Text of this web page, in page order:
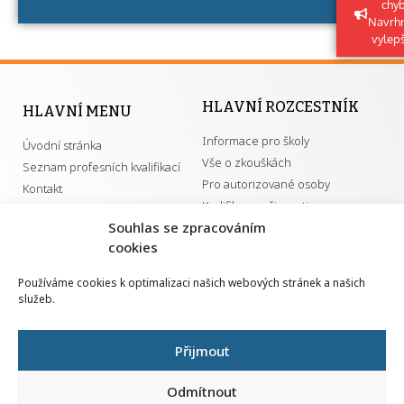
Souhlas se zpracováním
cookies
Používáme cookies k optimalizaci našich webových stránek a našich
služeb.
Přijmout
Odmítnout
HLAVNÍ MENU
Úvodní stránka
Seznam profesních kvalifikací
Kontakt
HLAVNÍ ROZCESTNÍK
Informace pro školy
Vše o zkouškách
Pro autorizované osoby
Kvalifikace a živnosti
GDPR
Národní pedagogický institut ČR
Senovážné náměstí 25
110 00 Praha 1